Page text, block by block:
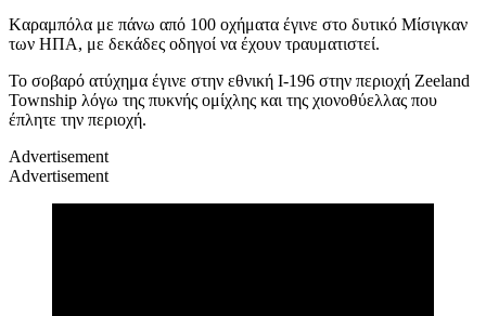
Kαραμπόλα με πάνω από 100 οχήματα έγινε στο δυτικό Μίσιγκαν
των ΗΠΑ, με δεκάδες οδηγοί να έχουν τραυματιστεί.
Το σοβαρό ατύχημα έγινε στην εθνική I-196 στην περιοχή Zeeland
Township λόγω της πυκνής ομίχλης και της χιονοθύελλας που
έπλητε την περιοχή.
Advertisement
Advertisement